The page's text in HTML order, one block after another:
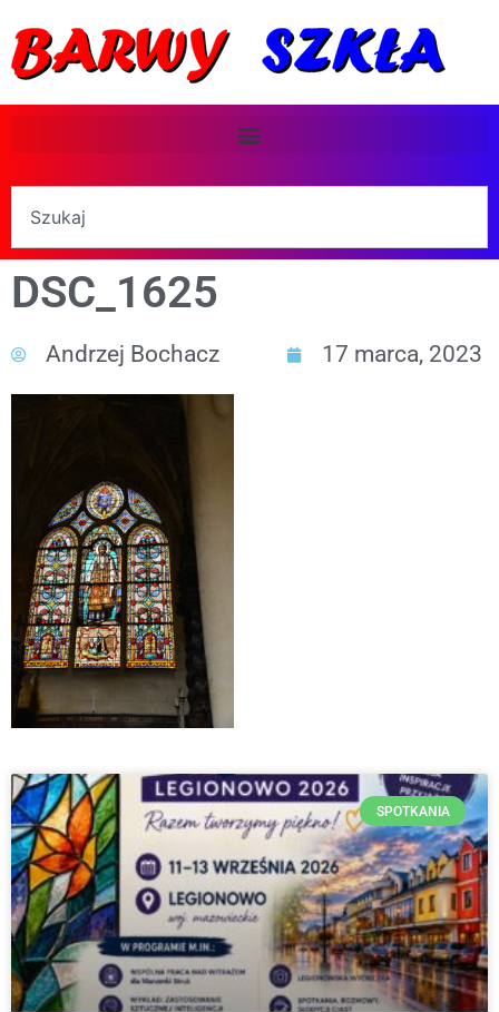
DSC_1625
Andrzej Bochacz 17 marca, 2023
SPOTKANIA